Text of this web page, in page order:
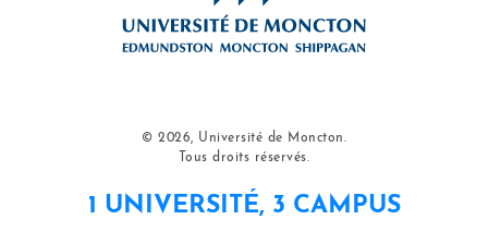
© 2026, Université de Moncton.
Tous droits réservés.
1 UNIVERSITÉ, 3 CAMPUS